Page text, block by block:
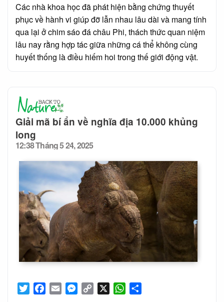
Các nhà khoa học đã phát hiện bằng chứng thuyết
phục về hành vi giúp đỡ lẫn nhau lâu dài và mang tính
qua lại ở chim sáo đá châu Phi, thách thức quan niệm
lâu nay rằng hợp tác giữa những cá thể không cùng
huyết thống là điều hiếm hoi trong thế giới động vật.
TwitterFacebook
Email Messenger
Copy
WhatsApp
Giải mã bí ẩn về nghĩa địa 10.000 khủng
long
Posted
on
12:38 Tháng 5 24, 2025